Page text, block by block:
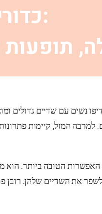
כדורי הגדלת שדיים:
תופעות
נשים עם שדיים גדולים
הטובה ביותר. הוא
את השדיים שלהן. רובן